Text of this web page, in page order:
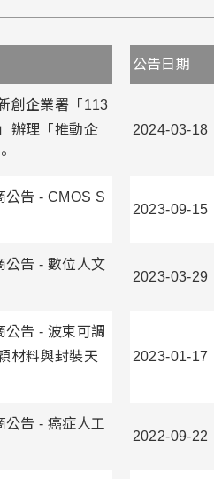
創企業署「113
辦理「推動企
公告 - CMOS S
公告 - 數位人文
公告 - 波束可調
材料與封裝天
公告 - 癌症人工
公告日期
2024-03-18
2023-09-15
2023-03-29
2023-01-17
2022-09-22